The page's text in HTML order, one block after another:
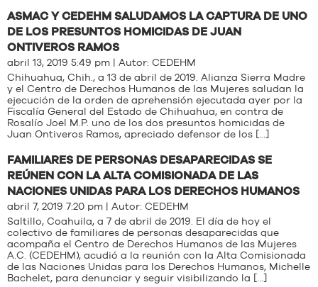
ASMAC Y CEDEHM SALUDAMOS LA CAPTURA DE UNO
DE LOS PRESUNTOS HOMICIDAS DE JUAN
ONTIVEROS RAMOS
abril 13, 2019 5:49 pm | Autor: CEDEHM
Chihuahua, Chih., a 13 de abril de 2019. Alianza Sierra Madre
y el Centro de Derechos Humanos de las Mujeres saludan la
ejecución de la orden de aprehensión ejecutada ayer por la
Fiscalía General del Estado de Chihuahua, en contra de
Rosalío Joel M.P. uno de los dos presuntos homicidas de
Juan Ontiveros Ramos, apreciado defensor de los […]
FAMILIARES DE PERSONAS DESAPARECIDAS SE
REÚNEN CON LA ALTA COMISIONADA DE LAS
NACIONES UNIDAS PARA LOS DERECHOS HUMANOS
abril 7, 2019 7:20 pm | Autor: CEDEHM
Saltillo, Coahuila, a 7 de abril de 2019. El día de hoy el
colectivo de familiares de personas desaparecidas que
acompaña el Centro de Derechos Humanos de las Mujeres
A.C. (CEDEHM), acudió a la reunión con la Alta Comisionada
de las Naciones Unidas para los Derechos Humanos, Michelle
Bachelet, para denunciar y seguir visibilizando la […]